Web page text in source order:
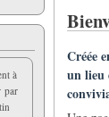
Créée
un lieu
à
par